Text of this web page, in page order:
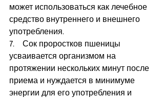
может использоваться как лечебное
средство внутреннего и внешнего
употребления.
7.    Сок проростков пшеницы
усваивается организмом на
протяжении нескольких минут после
приема и нуждается в минимуме
энергии для его употребления и